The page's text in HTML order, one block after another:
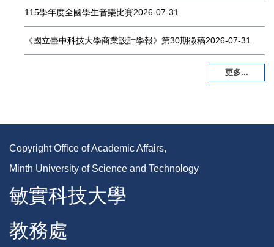
115學年度全國學生音樂比賽2026-07-31
《國立臺中科技大學商業設計學報》第30期徵稿2026-07-31
更多...
Copyright Office of Academic Affairs,
Minth University of Science and Technology
敏實科技大學
教務處